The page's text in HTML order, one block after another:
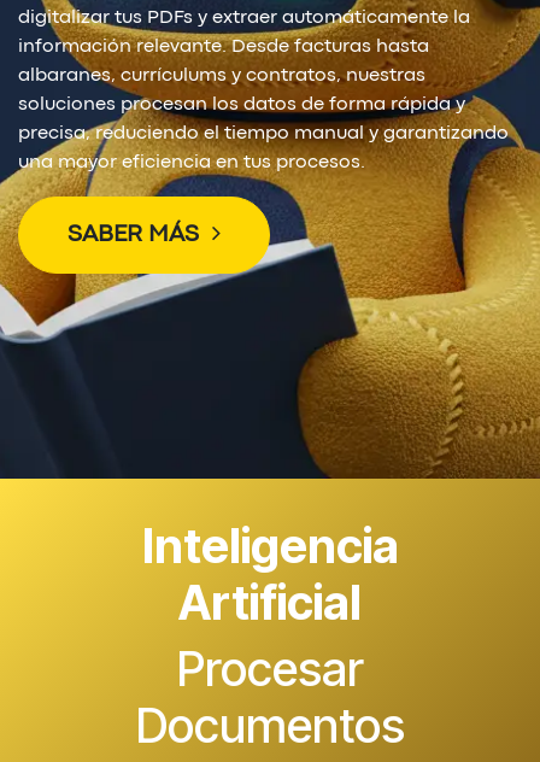
digitalizar tus PDFs y extraer automáticamente la
información relevante. Desde facturas hasta
albaranes, currículums y contratos, nuestras
soluciones procesan los datos de forma rápida y
precisa, reduciendo el tiempo manual y garantizando
una mayor eficiencia en tus procesos.
SABER MÁS
Inteligencia
Artificial
Procesar
Documentos